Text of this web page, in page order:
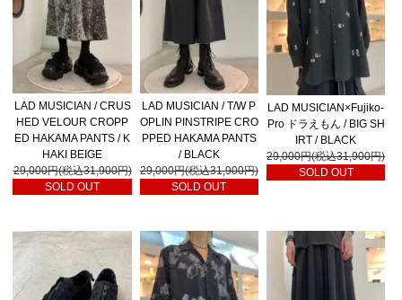
LAD MUSICIAN / CRUS
HED VELOUR CROPP
ED HAKAMA PANTS / K
HAKI BEIGE
29,000円(税込31,900円)
SOLD OUT
LAD MUSICIAN / T/W P
OPLIN PINSTRIPE CRO
PPED HAKAMA PANTS
/ BLACK
29,000円(税込31,900円)
SOLD OUT
LAD MUSICIAN×Fujiko-
Pro ドラえもん / BIG SH
IRT / BLACK
29,000円(税込31,900円)
SOLD OUT